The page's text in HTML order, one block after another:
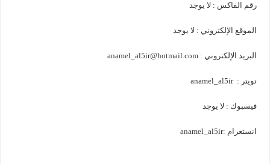
رقم الفاكس : لا يوجد
الموقع الإلكتروني : لا يوجد
البريد الإلكتروني : anamel_al5ir@hotmail.com
تويتر : anamel_al5ir
فيسبوك : لا يوجد
انستغرام :anamel_al5ir